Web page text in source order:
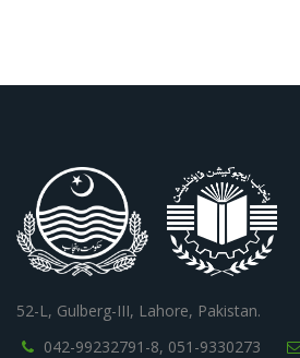
52-L, Gulberg-III, Lahore, Pakistan.
042-99232791-8, 051-9330273